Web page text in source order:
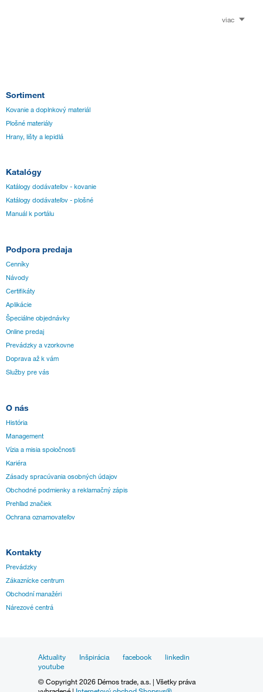
viac
Sortiment
Kovanie a doplnkový materiál
Plošné materiály
Hrany, lišty a lepidlá
Katalógy
Katálogy dodávateľov - kovanie
Katálogy dodávateľov - plošné
Manuál k portálu
Podpora predaja
Cenníky
Návody
Certifikáty
Aplikácie
Špeciálne objednávky
Online predaj
Prevádzky a vzorkovne
Doprava až k vám
Služby pre vás
O nás
História
Management
Vízia a misia spoločnosti
Kariéra
Zásady spracúvania osobných údajov
Obchodné podmienky a reklamačný zápis
Prehľad značiek
Ochrana oznamovateľov
Kontakty
Prevádzky
Zákaznícke centrum
Obchodní manažéri
Nárezové centrá
Aktuality Inšpirácia facebook
linkedin
youtube
© Copyright 2026 Démos trade, a.s. | Všetky práva